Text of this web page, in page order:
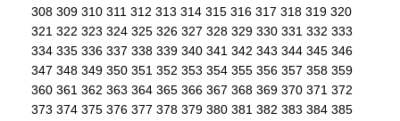
308 309 310 311 312 313 314 315 316 317 318 319 320
321 322 323 324 325 326 327 328 329 330 331 332 333
334 335 336 337 338 339 340 341 342 343 344 345 346
347 348 349 350 351 352 353 354 355 356 357 358 359
360 361 362 363 364 365 366 367 368 369 370 371 372
373 374 375 376 377 378 379 380 381 382 383 384 385